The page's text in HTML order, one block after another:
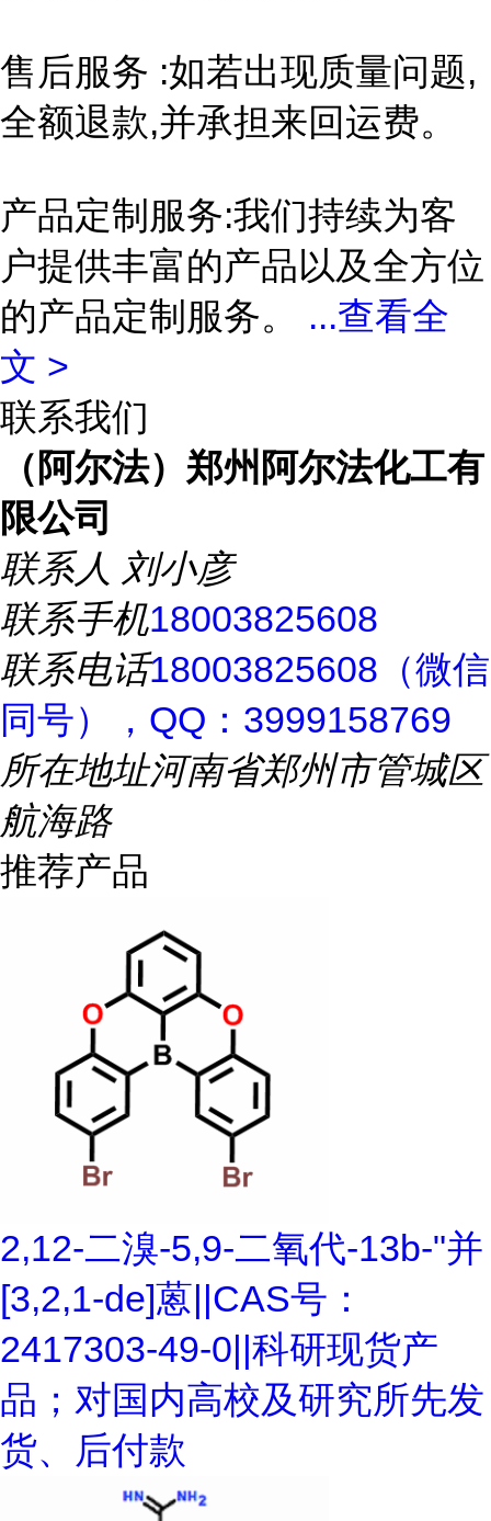
售后服务 :如若出现质量问题,
全额退款,并承担来回运费。
产品定制服务:我们持续为客
户提供丰富的产品以及全方位
的产品定制服务。 ...查看全
文 >
联系我们
（阿尔法）郑州阿尔法化工有
限公司
联系人 刘小彦
联系手机18003825608
联系电话18003825608（微信
同号），QQ：3999158769
所在地址河南省郑州市管城区
航海路
推荐产品
2,12-二溴-5,9-二氧代-13b-"并
[3,2,1-de]蒽||CAS号：
2417303-49-0||科研现货产
品；对国内高校及研究所先发
货、后付款